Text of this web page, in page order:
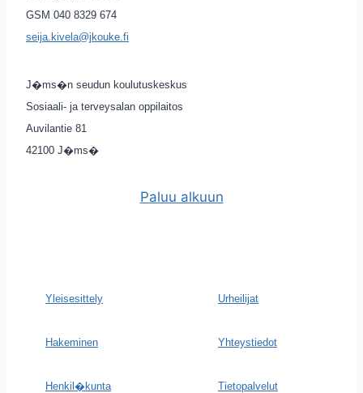
GSM 040 8329 674
seija.kivela@jkouke.fi
J�ms�n seudun koulutuskeskus
Sosiaali- ja terveysalan oppilaitos
Auvilantie 81
42100 J�ms�
Paluu alkuun
Yleisesittely Urheilijat
Hakeminen Yhteystiedot
Henkil�kunta Tietopalvelut